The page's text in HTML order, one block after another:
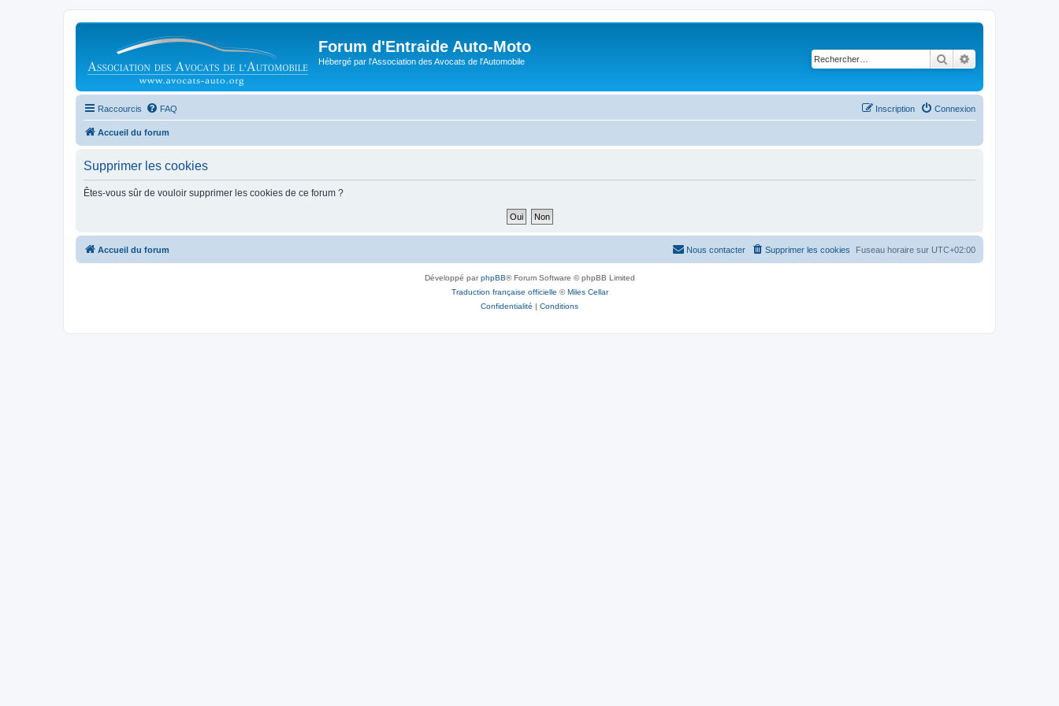
Forum d'Entraide Auto-Moto
Hébergé par l'Association des Avocats de l'Automobile Rechercher
Raccourcis FAQ Connexion
Inscription
Accueil du forum
Supprimer les cookies
Êtes-vous sûr de vouloir supprimer les cookies de ce forum ?
Accueil du forum Fuseau horaire sur UTC+02:00
Supprimer les cookies
Nous contacter
Développé parphpBB® Forum Software © phpBB Limited
Traduction française officielle ©Miles Cellar
Confidentialité | Conditions